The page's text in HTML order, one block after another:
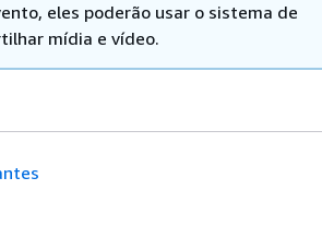
eles poderão usar o sistema de
mídia e vídeo.